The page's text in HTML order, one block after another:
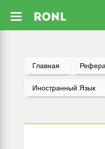
Главная
Иностранный Язык